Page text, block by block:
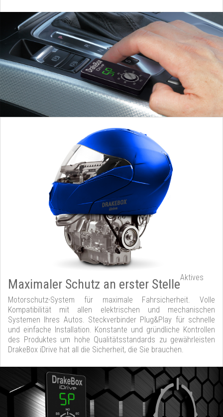
Maximaler Schutz an erster StelleAktives
Motorschutz-System für maximale Fahrsicherheit. Volle
Kompatibilität mit allen elektrischen und mechanischen
Systemen Ihres Autos. Steckverbinder Plug&Play für schnelle
und einfache Installation. Konstante und gründliche Kontrollen
des Produktes um hohe Qualitätsstandards zu gewährleisten
DrakeBox iDrive hat all die Sicherheit, die Sie brauchen.